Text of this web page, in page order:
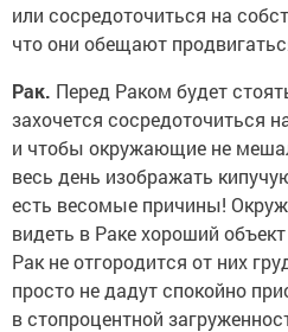
или сосредоточиться на
что они обещают
Рак. Перед Раком будет
захочется сосредоточиться
и чтобы окружающие не
весь день изображать
есть весомые причины!
видеть в Раке хороший
Рак не отгородится от них
просто не дадут спокойно
в стопроцентной